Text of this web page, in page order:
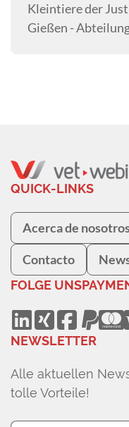
Kleintiere der
Gießen -
QUICK-LINKS
Acerca de
Contacto
FOLGE UNS
NEWSLETTER
Alle aktuellen
tolle Vorteile!